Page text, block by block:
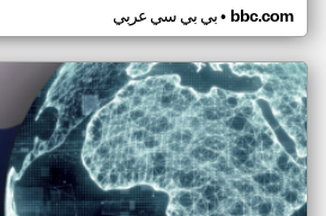
بي بي سي عربي• bbc.com